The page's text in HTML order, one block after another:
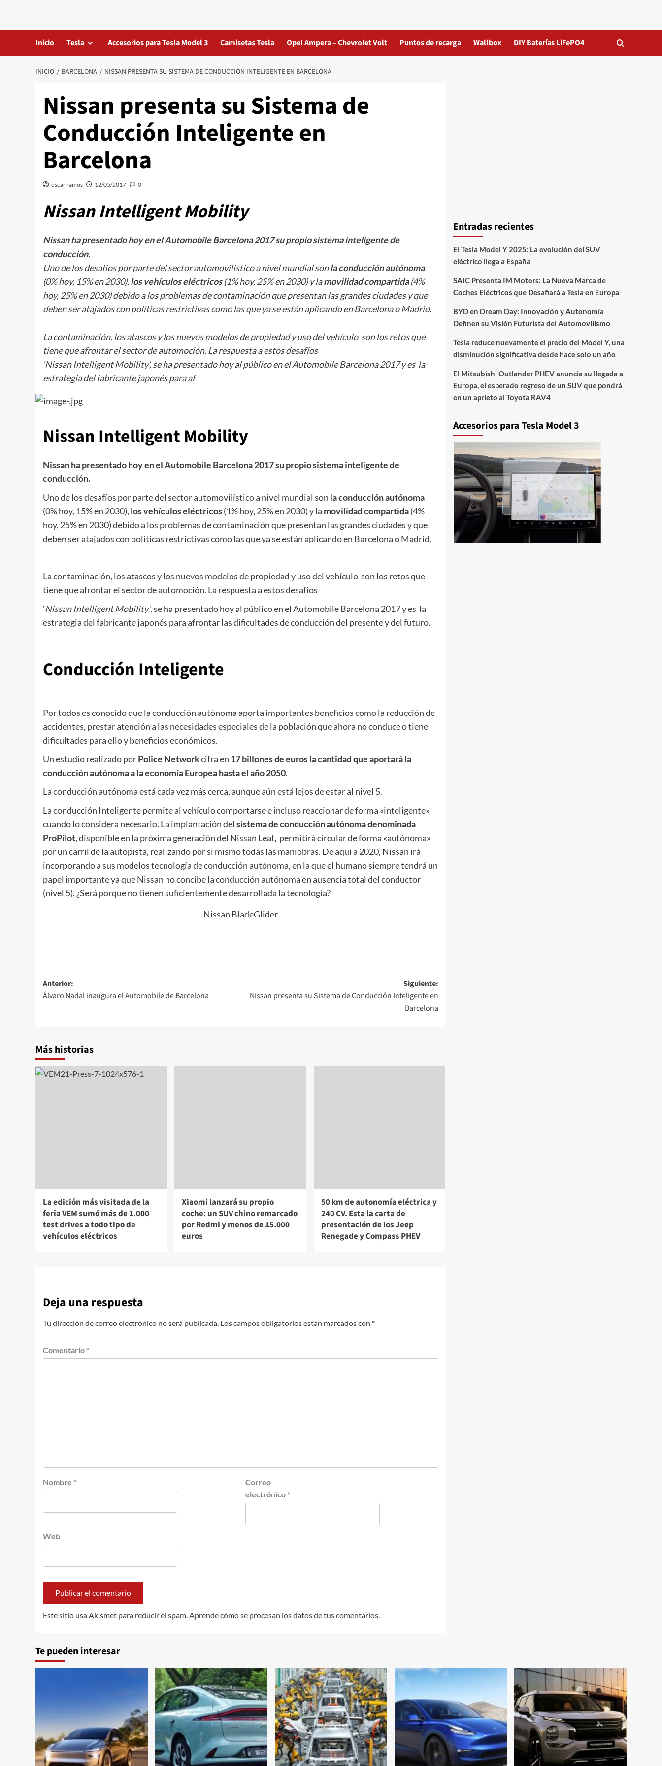
contenido
Inicio Tesla Accesorios para Tesla Model 3 Camisetas Tesla Opel Ampera – Chevrolet Volt Puntos de recarga Wallbox DIY Baterías LiFePO4
INICIO BARCELONA NISSAN PRESENTA SU SISTEMA DE CONDUCCIÓN INTELIGENTE EN BARCELONA
Nissan presenta su Sistema de
Conducción Inteligente en
Barcelona
oscar ramos 12/05/2017 0
Nissan Intelligent Mobility
Nissan ha presentado hoy en el Automobile Barcelona 2017 su propio sistema inteligente de
conducción.
Uno de los desafíos por parte del sector automovilístico a nivel mundial sonla conducción autónoma
(0% hoy, 15% en 2030),los vehículos eléctricos(1% hoy, 25% en 2030) y lamovilidad compartida(4%
hoy, 25% en 2030) debido a los problemas de contaminación que presentan las grandes ciudades y que
deben ser atajados con políticas restrictivas como las que ya se están aplicando en Barcelona o Madrid.
La contaminación, los atascos y los nuevos modelos de propiedad y uso del vehículo son los retos que
tiene que afrontar el sector de automoción. La respuesta a estos desafíos
‘Nissan Intelligent Mobility’, se ha presentado hoy al público en el Automobile Barcelona 2017 y es la
estrategia del fabricante japonés para af
Nissan Intelligent Mobility
Nissan ha presentado hoy en el Automobile Barcelona 2017 su propio sistema inteligente de
conducción.
Uno de los desafíos por parte del sector automovilístico a nivel mundial son la conducción autónoma
(0% hoy, 15% en 2030), los vehículos eléctricos(1% hoy, 25% en 2030) y la movilidad compartida(4%
hoy, 25% en 2030) debido a los problemas de contaminación que presentan las grandes ciudades y que
deben ser atajados con políticas restrictivas como las que ya se están aplicando en Barcelona o Madrid.
La contaminación, los atascos y los nuevos modelos de propiedad y uso del vehículo son los retos que
tiene que afrontar el sector de automoción. La respuesta a estos desafíos
‘Nissan Intelligent Mobility’, se ha presentado hoy al público en el Automobile Barcelona 2017 y es la
estrategia del fabricante japonés para afrontar las dificultades de conducción del presente y del futuro.
Conducción Inteligente
Por todos es conocido que la conducción autónoma aporta importantes beneficios como la reducción de
accidentes, prestar atención a las necesidades especiales de la población que ahora no conduce o tiene
dificultades para ello y beneficios económicos.
Un estudio realizado porPolice Networkcifra en 17 billones de euros la cantidad que aportará la
conducción autónoma a la economía Europea hasta el año 2050.
La conducción autónoma está cada vez más cerca, aunque aún está lejos de estar al nivel 5.
La conducción Inteligente permite al vehículo comportarse e incluso reaccionar de forma «inteligente»
cuando lo considera necesario. La implantación del sistema de conducción autónoma denominada
ProPilot, disponible en la próxima generación del Nissan Leaf, permitirá circular de forma «autónoma»
por un carril de la autopista, realizando por sí mismo todas las maniobras. De aquí a 2020, Nissan irá
incorporando a sus modelos tecnología de conducción autónoma, en la que el humano siempre tendrá un
papel importante ya que Nissan no concibe la conducción autónoma en ausencia total del conductor
(nivel 5). ¿Será porque no tienen suficientemente desarrollada la tecnología?
Nissan BladeGlider
Navegación
de
Anterior:
Álvaro Nadal inaugura el Automobile de Barcelona
Siguiente:
Nissan presenta su Sistema de Conducción Inteligente en
Barcelona
Más historias
La edición más visitada de la
feria VEM sumó más de 1.000
test drives a todo tipo de
vehículos eléctricos
Xiaomi lanzará su propio
coche: un SUV chino remarcado
por Redmi y menos de 15.000
euros
50 km de autonomía eléctrica y
240 CV. Esta la carta de
presentación de los Jeep
Renegade y Compass PHEV
Deja una respuesta
Tu dirección de correo electrónico no será publicada. Los campos obligatorios están marcados con *
Comentario *
Nombre *
Correo
electrónico *
Web
Este sitio usa Akismet para reducir el spam. Aprende cómo se procesan los datos de tus comentarios.
Entradas recientes
El Tesla Model Y 2025: La evolución del SUV
eléctrico llega a España
SAIC Presenta IM Motors: La Nueva Marca de
Coches Eléctricos que Desafiará a Tesla en Europa
BYD en Dream Day: Innovación y Autonomía
Definen su Visión Futurista del Automovilismo
Tesla reduce nuevamente el precio del Model Y, una
disminución significativa desde hace solo un año
El Mitsubishi Outlander PHEV anuncia su llegada a
Europa, el esperado regreso de un SUV que pondrá
en un aprieto al Toyota RAV4
Accesorios para Tesla Model 3
Te pueden interesar